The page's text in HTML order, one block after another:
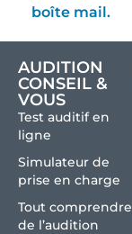
boîte mail.
AUDITION
CONSEIL &
VOUS
Test auditif en
ligne
Simulateur de
prise en charge
Tout comprendre
de l’audition